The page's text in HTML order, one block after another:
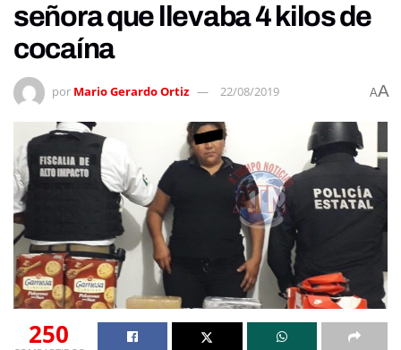
señora que llevaba 4 kilos de
cocaína
por Mario Gerardo Ortiz 22/08/2019 AA
250